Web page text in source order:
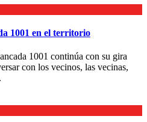
1001 en el territorio
1001 continúa con su gira
con los vecinos, las vecinas,